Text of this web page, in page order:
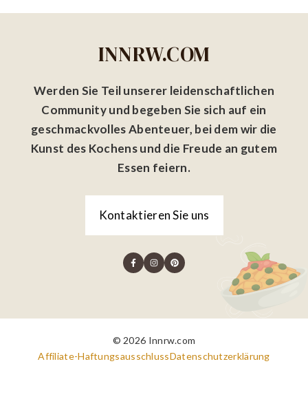
INNRW.COM
Werden Sie Teil unserer leidenschaftlichen
Community und begeben Sie sich auf ein
geschmackvolles Abenteuer, bei dem wir die
Kunst des Kochens und die Freude an gutem
Essen feiern.
Kontaktieren Sie uns
© 2026 Innrw.com
Affiliate-HaftungsausschlussDatenschutzerklärung